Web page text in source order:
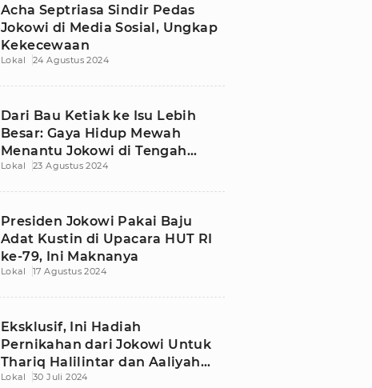
Acha Septriasa Sindir Pedas
Jokowi di Media Sosial, Ungkap
Kekecewaan
Lokal 24 Agustus 2024
Dari Bau Ketiak ke Isu Lebih
Besar: Gaya Hidup Mewah
Menantu Jokowi di Tengah
Perjuangan Rakyat
Lokal 23 Agustus 2024
Presiden Jokowi Pakai Baju
Adat Kustin di Upacara HUT RI
ke-79, Ini Maknanya
Lokal 17 Agustus 2024
Eksklusif, Ini Hadiah
Pernikahan dari Jokowi Untuk
Thariq Halilintar dan Aaliyah
Massaid
Lokal 30 Juli 2024